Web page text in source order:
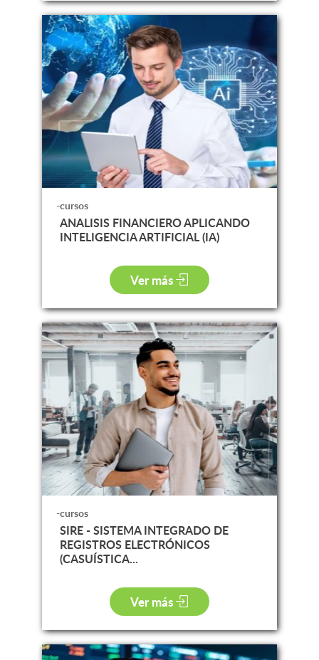
-cursos
ANALISIS FINANCIERO APLICANDO
INTELIGENCIA ARTIFICIAL (IA)
Ver más
-cursos
SIRE - SISTEMA INTEGRADO DE
REGISTROS ELECTRÓNICOS
(CASUÍSTICA...
Ver más